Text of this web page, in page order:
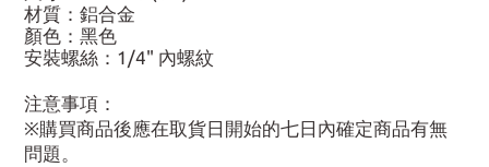
材質：鋁合金
顏色：黑色
安裝螺絲：1/4" 內螺紋
注意事項：
※購買商品後應在取貨日開始的七日內確定商品有無
問題。